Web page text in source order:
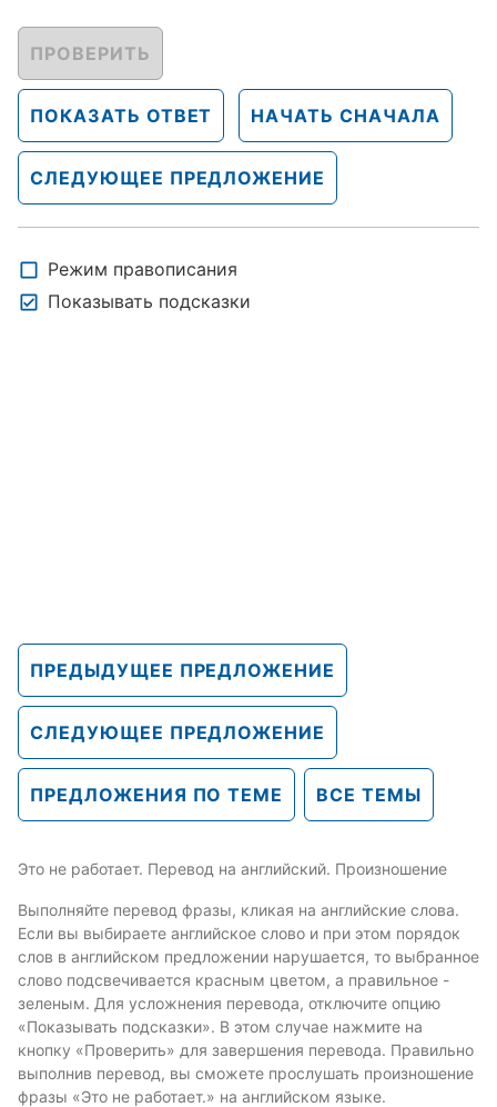
ПРОВЕРИТЬ
ПОКАЗАТЬ ОТВЕТ НАЧАТЬ СНАЧАЛА
СЛЕДУЮЩЕЕ ПРЕДЛОЖЕНИЕ
Режим правописания
Показывать подсказки
ПРЕДЫДУЩЕЕ ПРЕДЛОЖЕНИЕ
СЛЕДУЮЩЕЕ ПРЕДЛОЖЕНИЕ
ПРЕДЛОЖЕНИЯ ПО ТЕМЕ ВСЕ ТЕМЫ
Это не работает. Перевод на английский. Произношение
Выполняйте перевод фразы, кликая на английские слова.
Если вы выбираете английское слово и при этом порядок
слов в английском предложении нарушается, то выбранное
слово подсвечивается красным цветом, а правильное -
зеленым. Для усложнения перевода, отключите опцию
«Показывать подсказки». В этом случае нажмите на
кнопку «Проверить» для завершения перевода. Правильно
выполнив перевод, вы сможете прослушать произношение
фразы «Это не работает.» на английском языке.